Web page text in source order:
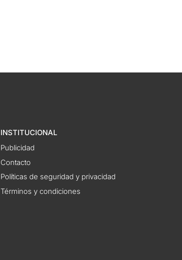
INSTITUCIONAL
Publicidad
Contacto
Políticas de seguridad y privacidad
Términos y condiciones